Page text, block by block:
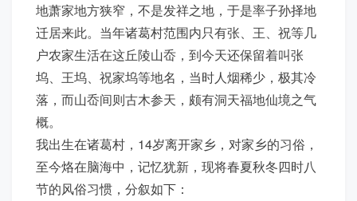
地萧家地方狭窄，不是发祥之地，于是率子孙择地
迁居来此。当年诸葛村范围内只有张、王、祝等几
户农家生活在这丘陵山岙，到今天还保留着叫张
坞、王坞、祝家坞等地名，当时人烟稀少，极其冷
落，而山岙间则古木参天，颇有洞天福地仙境之气
概。
我出生在诸葛村，14岁离开家乡，对家乡的习俗，
至今烙在脑海中，记忆犹新，现将春夏秋冬四时八
节的风俗习惯，分叙如下：